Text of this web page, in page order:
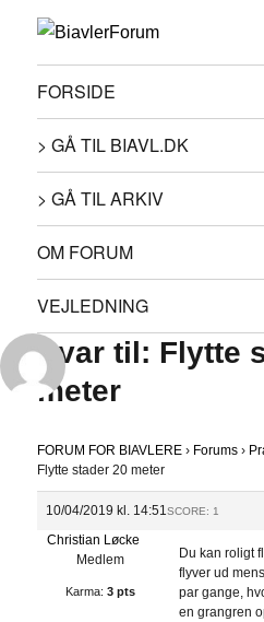
FORSIDE
> GÅ TIL BIAVL.DK
> GÅ TIL ARKIV
OM FORUM
VEJLEDNING
Svar til: Flytte
meter
FORUM FOR BIAVLERE › Forums ›
Flytte stader 20 meter
10/04/2019 kl. 14:51SCORE: 1
Christian Løcke
Medlem
Karma: 3 pts
Du kan roligt
flyver ud
par gange,
en grangren